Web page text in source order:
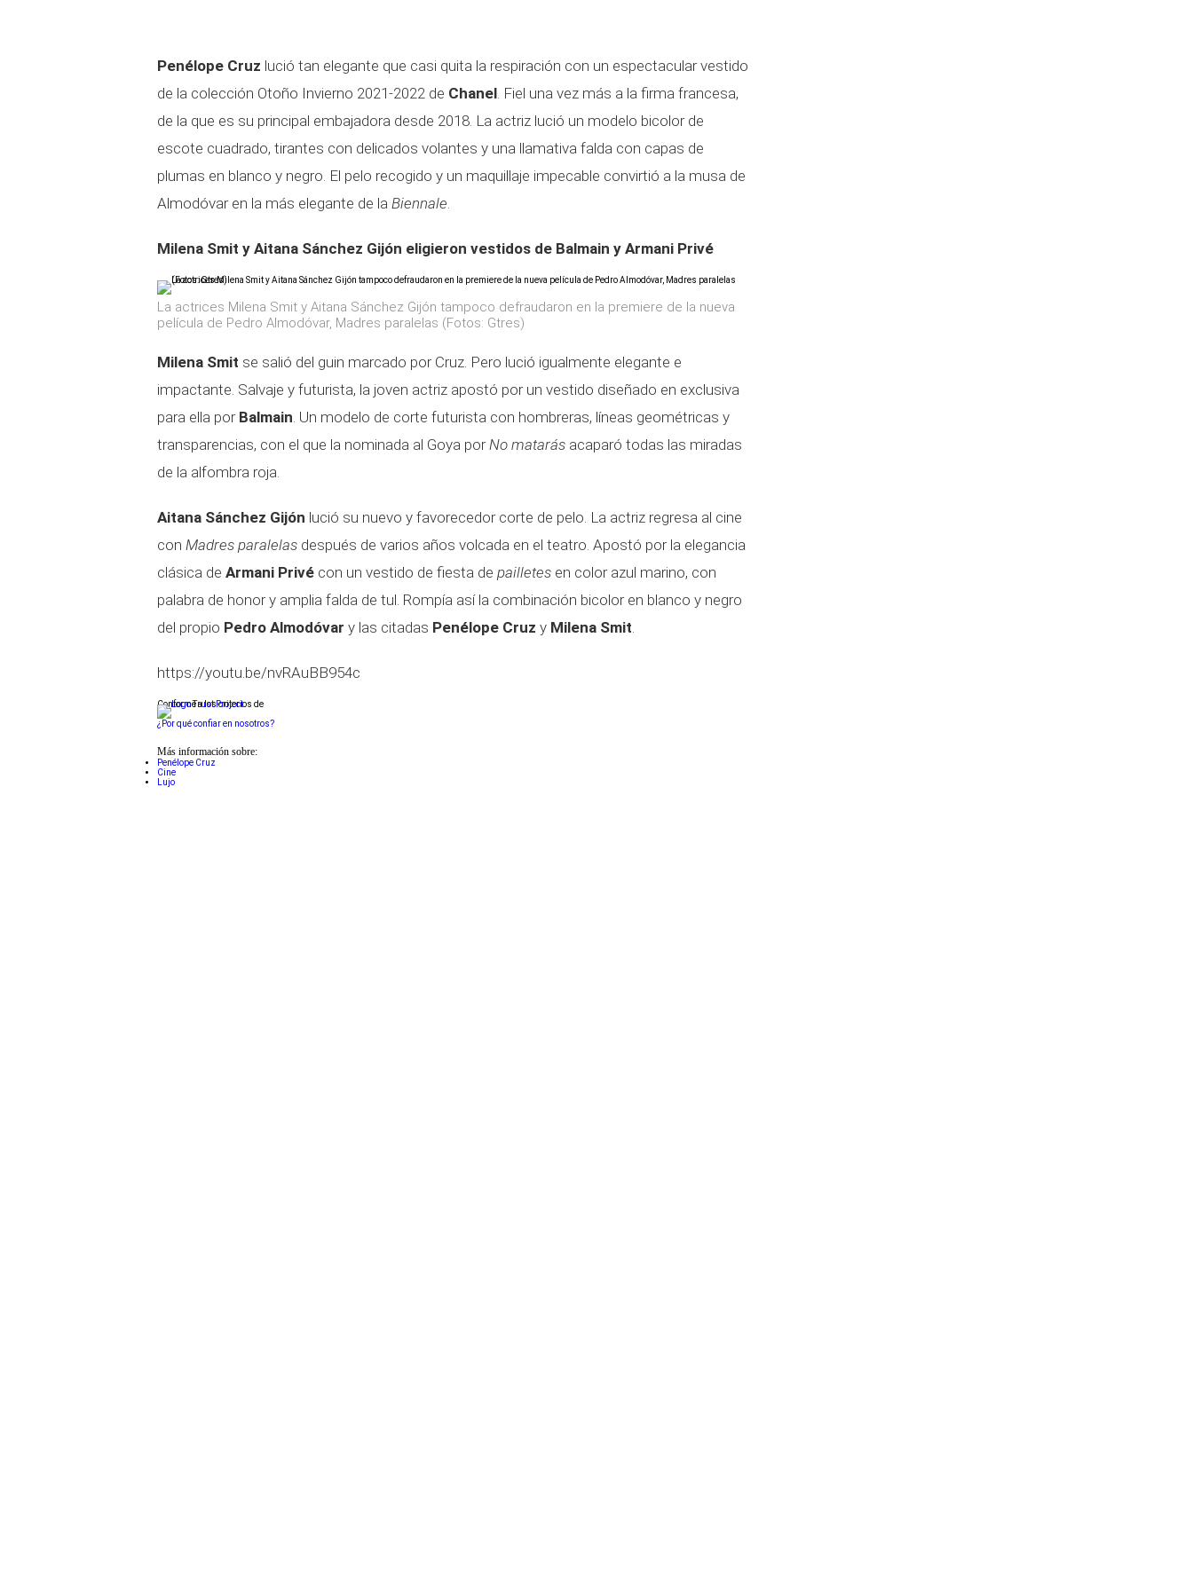
Penélope Cruz lució tan elegante que casi quita la respiración con un espectacular vestido
de la colección Otoño Invierno 2021-2022 de Chanel. Fiel una vez más a la firma francesa,
de la que es su principal embajadora desde 2018. La actriz lució un modelo bicolor de
escote cuadrado, tirantes con delicados volantes y una llamativa falda con capas de
plumas en blanco y negro. El pelo recogido y un maquillaje impecable convirtió a la musa de
Almodóvar en la más elegante de la Biennale.
Milena Smit y Aitana Sánchez Gijón eligieron vestidos de Balmain y Armani Privé
La actrices Milena Smit y Aitana Sánchez Gijón tampoco defraudaron en la premiere de la nueva
película de Pedro Almodóvar, Madres paralelas (Fotos: Gtres)
Milena Smit se salió del guin marcado por Cruz. Pero lució igualmente elegante e
impactante. Salvaje y futurista, la joven actriz apostó por un vestido diseñado en exclusiva
para ella por Balmain. Un modelo de corte futurista con hombreras, líneas geométricas y
transparencias, con el que la nominada al Goya porNo matarás acaparó todas las miradas
de la alfombra roja.
Aitana Sánchez Gijón lució su nuevo y favorecedor corte de pelo. La actriz regresa al cine
con Madres paralelas después de varios años volcada en el teatro. Apostó por la elegancia
clásica de Armani Privé con un vestido de fiesta de pailletes en color azul marino, con
palabra de honor y amplia falda de tul. Rompía así la combinación bicolor en blanco y negro
del propio Pedro Almodóvar y las citadas Penélope Cruz y Milena Smit.
https://youtu.be/nvRAuBB954c
Conforme a los criterios de
¿Por qué confiar en nosotros?
Más información sobre:
Penélope Cruz
Cine
Lujo